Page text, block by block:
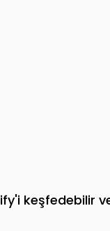
keşfedebilir